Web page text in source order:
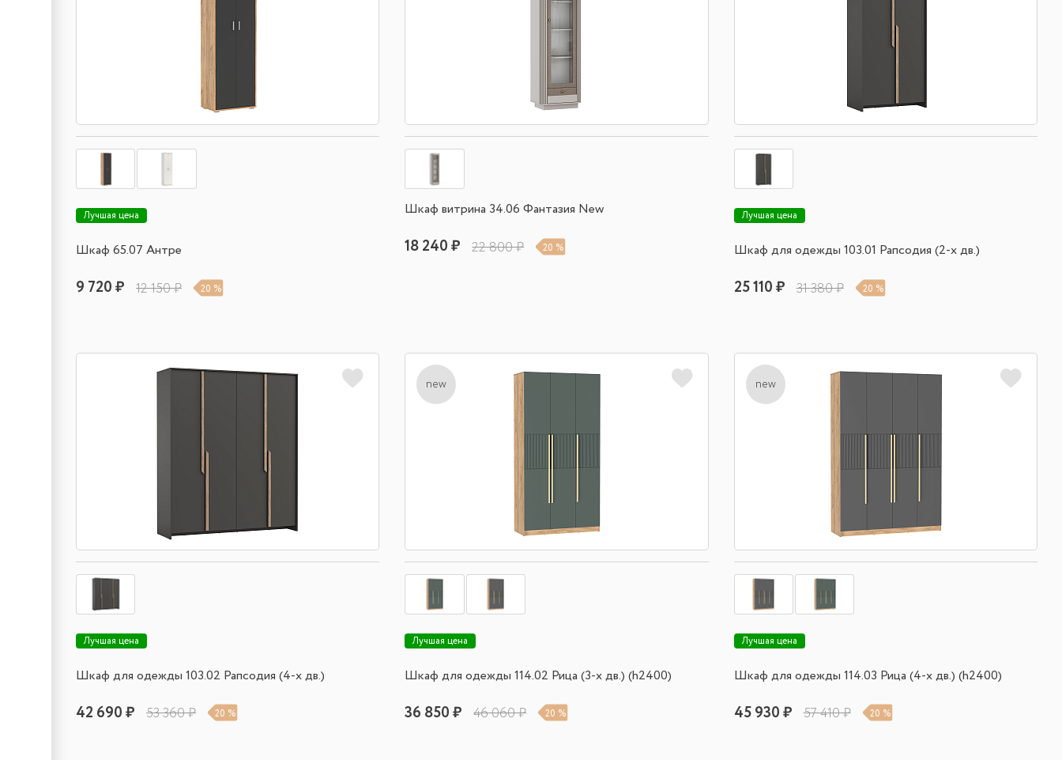
Лучшая цена
Шкаф 65.07 Антре
9 720 ₽ 12 150 ₽ 20 %
Шкаф витрина 34.06 Фантазия New
18 240 ₽ 22 800 ₽ 20 %
Лучшая цена
Шкаф для одежды 103.01 Рапсодия (2-х дв.)
25 110 ₽ 31 380 ₽ 20 %
Лучшая цена
Шкаф для одежды 103.02 Рапсодия (4-х дв.)
42 690 ₽ 53 360 ₽ 20 %
new
Лучшая цена
Шкаф для одежды 114.02 Рица (3-х дв.) (h2400)
36 850 ₽ 46 060 ₽ 20 %
new
Лучшая цена
Шкаф для одежды 114.03 Рица (4-х дв.) (h2400)
45 930 ₽ 57 410 ₽ 20 %